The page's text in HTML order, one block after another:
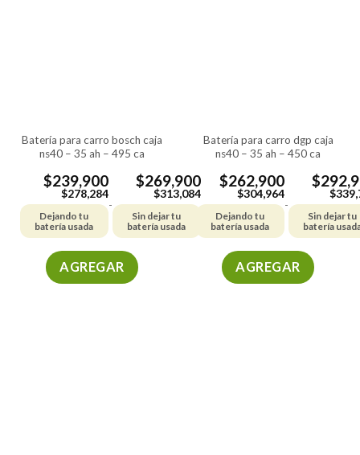
batería para carro bosch caja
ns40 – 35 ah – 495 ca
$239,900
$278,284
Dejando tu
batería usada
-
$269,900
$313,084
Sin dejar tu
batería usada
AGREGAR
batería para carro dgp caja
ns40 – 35 ah – 450 ca
$262,900
$304,964
Dejando tu
batería usada
-
$
$
Sin dejar tu
batería
AGREGAR